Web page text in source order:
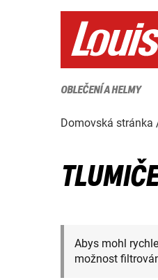
OBLEČENÍ A HELMY
Domovská stránka
Abys mohl
možnost